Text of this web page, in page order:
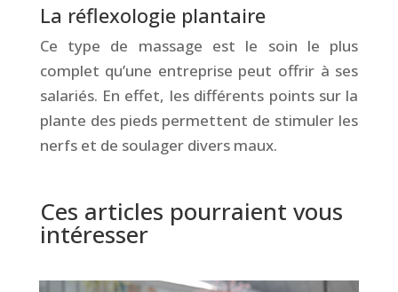
La réflexologie plantaire
Ce type de massage est le soin le plus
complet qu’une entreprise peut offrir à ses
salariés. En effet, les différents points sur la
plante des pieds permettent de stimuler les
nerfs et de soulager divers maux.
Ces articles pourraient vous
intéresser